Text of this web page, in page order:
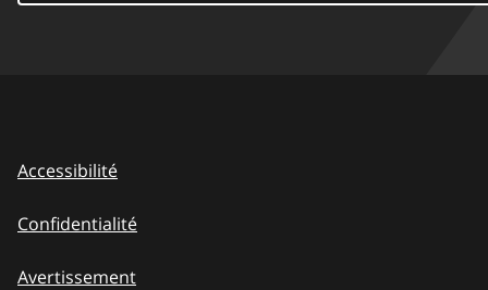
Accessibilité
Confidentialité
Avertissement